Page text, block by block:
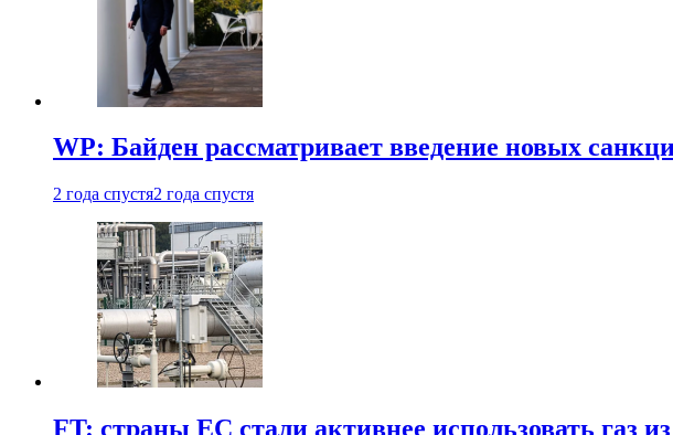
WP: Байден рассматривает введение новых
2 года спустя2 года спустя
FT: страны ЕС стали активнее использовать газ